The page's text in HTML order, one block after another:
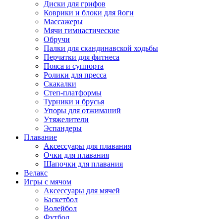
Диски для грифов
Коврики и блоки для йоги
Массажеры
Мячи гимнастические
Обручи
Палки для скандинавской ходьбы
Перчатки для фитнеса
Пояса и суппорта
Ролики для пресса
Скакалки
Степ-платформы
Турники и брусья
Упоры для отжиманий
Утяжелители
Эспандеры
Плавание
Аксессуары для плавания
Очки для плавания
Шапочки для плавания
Велакс
Игры с мячом
Аксессуары для мячей
Баскетбол
Волейбол
Футбол